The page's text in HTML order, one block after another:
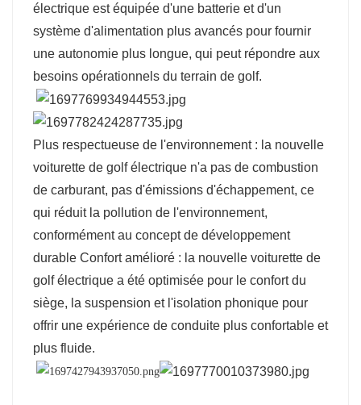
électrique est équipée d'une batterie et d'un
système d'alimentation plus avancés pour fournir
une autonomie plus longue, qui peut répondre aux
besoins opérationnels du terrain de golf.
Plus respectueuse de l'environnement : la nouvelle
voiturette de golf électrique n'a pas de combustion
de carburant, pas d'émissions d'échappement, ce
qui réduit la pollution de l'environnement,
conformément au concept de développement
durable Confort amélioré : la nouvelle voiturette de
golf électrique a été optimisée pour le confort du
siège, la suspension et l'isolation phonique pour
offrir une expérience de conduite plus confortable et
plus fluide.